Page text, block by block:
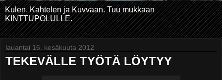
Kulen, Kahtelen ja Kuvvaan. Tuu mukkaan
KINTTUPOLULLE.
lauantai 16. kesäkuuta 2012
TEKEVÄLLE TYÖTÄ LÖYTYY